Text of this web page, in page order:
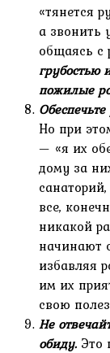
«тянется
а звонить
общаясь с
грубостью
пожилые
Но при
— «я их
дому за
все,
никакой
начинают
избавляя
им их
свою
Не
обиду. Это